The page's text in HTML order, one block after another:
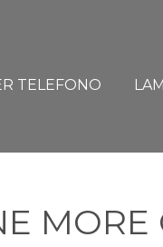
TELEFONO
MORE